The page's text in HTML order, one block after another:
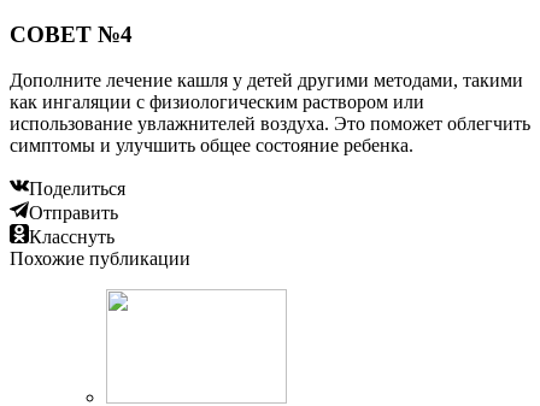
СОВЕТ №4
Дополните лечение кашля у детей другими методами, такими
как ингаляции с физиологическим раствором или
использование увлажнителей воздуха. Это поможет облегчить
симптомы и улучшить общее состояние ребенка.
Поделиться
Отправить
Класснуть
Похожие публикации